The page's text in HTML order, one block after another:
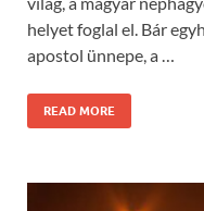
helyet foglal el. Bár
apostol ünnepe, a …
READ MORE